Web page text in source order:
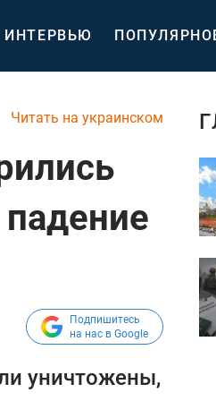
ИНТЕРВЬЮ
Читать на украинском
Подпишитесь
на нас в Google
уничтожены,